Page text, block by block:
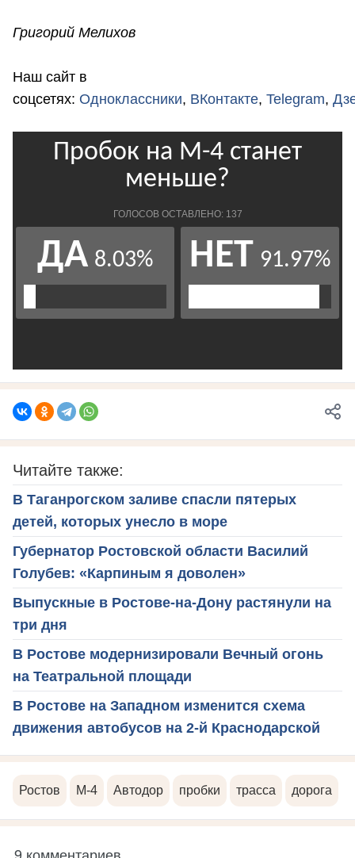
Григорий Мелихов
Наш сайт в
соцсетях: Одноклассники, ВКонтакте, Telegram,
Читайте также:
В Таганрогском заливе спасли пятерых
детей, которых унесло в море
Губернатор Ростовской области Василий
Голубев: «Карпиным я доволен»
Выпускные в Ростове-на-Дону растянули на
три дня
В Ростове модернизировали Вечный огонь
на Театральной площади
В Ростове на Западном изменится схема
движения автобусов на 2-й Краснодарской
Ростов М-4 Автодор пробки трасса дорога